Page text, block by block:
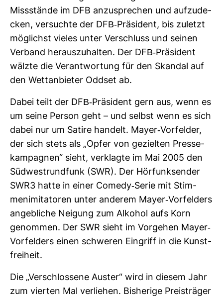
Miss­stände im DFB anzu­spre­chen und auf­zu­de­
cken, ver­suchte der DFB-​Prä­si­dent, bis zuletzt
mög­lichst vieles unter Ver­schluss und seinen
Ver­band her­aus­zu­halten. Der DFB-​Prä­si­dent
wälzte die Ver­ant­wor­tung für den Skandal auf
den Wett­an­bieter Oddset ab.
Dabei teilt der DFB-​Prä­si­dent gern aus, wenn es
um seine Person geht – und selbst wenn es sich
dabei nur um Satire han­delt. Mayer-​Vor­felder,
der sich stets als „Opfer von gezielten Pres­se­
kam­pa­gnen“ sieht, ver­klagte im Mai 2005 den
Süd­west­rund­funk (SWR). Der Hör­funk­sender
SWR3 hatte in einer Comedy-​Serie mit Stim­
men­imi­ta­toren unter anderem Mayer-​Vor­fel­ders
angeb­liche Nei­gung zum Alkohol aufs Korn
genommen. Der SWR sieht im Vor­gehen Mayer-​
Vor­fel­ders einen schweren Ein­griff in die Kunst­
frei­heit.
Die „Ver­schlos­sene Auster“ wird in diesem Jahr
zum vierten Mal ver­liehen. Bis­he­rige Preis­träger